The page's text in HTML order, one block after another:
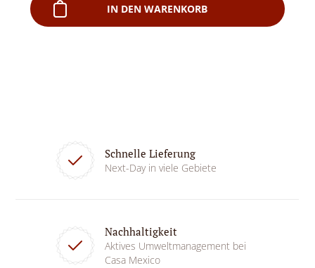
IN DEN WARENKORB
Schnelle Lieferung
Next-Day in viele Gebiete
Nachhaltigkeit
Aktives Umweltmanagement bei
Casa Mexico